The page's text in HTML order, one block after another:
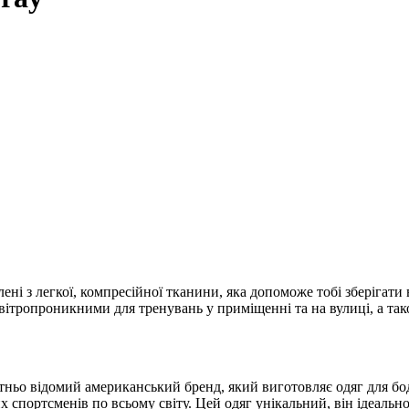
з легкої, компресійної тканини, яка допоможе тобі
для тренувань у приміщенні та на вулиці, а
відомий американський бренд, який виготовляє одяг для
по всьому світу. Цей одяг унікальний, він ідеально